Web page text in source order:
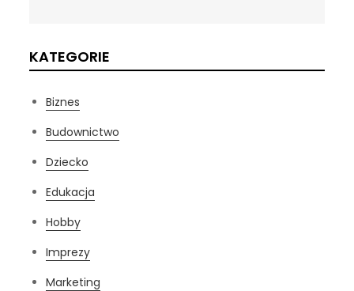
KATEGORIE
Biznes
Budownictwo
Dziecko
Edukacja
Hobby
Imprezy
Marketing